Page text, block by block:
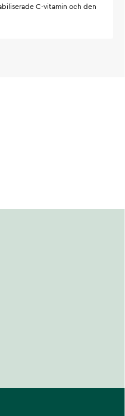
C-vitamin och den